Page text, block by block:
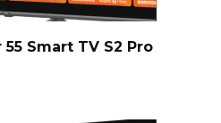
Smart TV S2 Pro